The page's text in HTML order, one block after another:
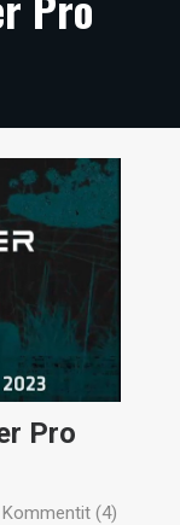
Pro
Kommentit (4)